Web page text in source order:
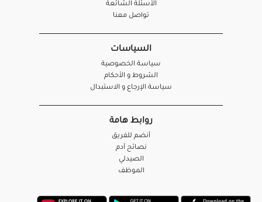
الأسئلة الشائعة
تواصل معنا
السياسات
سياسة الخصوصية
الشروط و الأحكام
سياسة الإرجاع و الاستبدال
روابط هامة
أنضم للفريق
نصائح آدم
الصيدلي
الموظف